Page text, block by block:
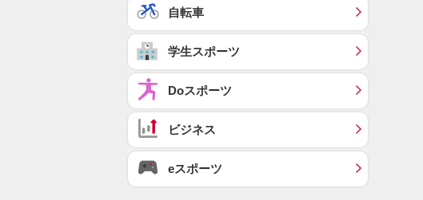
自転車
学生スポーツ
Doスポーツ
ビジネス
eスポーツ